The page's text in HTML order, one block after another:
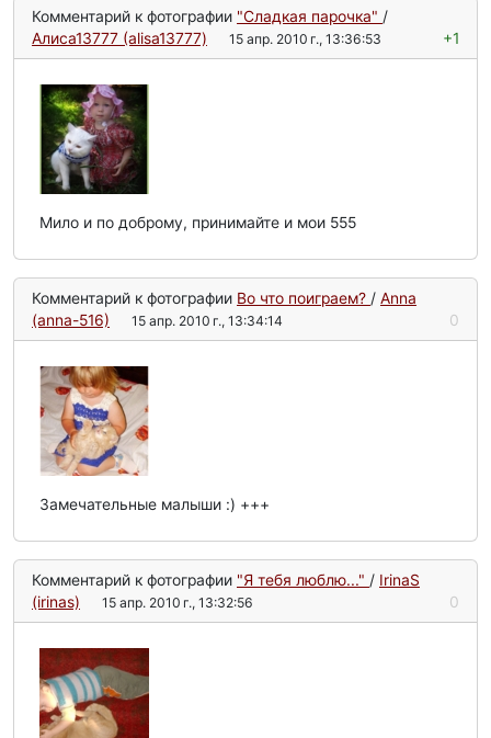
Комментарий к фотографии "Сладкая парочка" /
Алиса13777 (alisa13777)
15 апр. 2010 г., 13:36:53 +1
Мило и по доброму, принимайте и мои 555
Комментарий к фотографии Во что поиграем? / Anna
(anna-516)
15 апр. 2010 г., 13:34:14 0
Замечательные малыши :) +++
Комментарий к фотографии "Я тебя люблю..." / IrinaS
(irinas)
15 апр. 2010 г., 13:32:56 0